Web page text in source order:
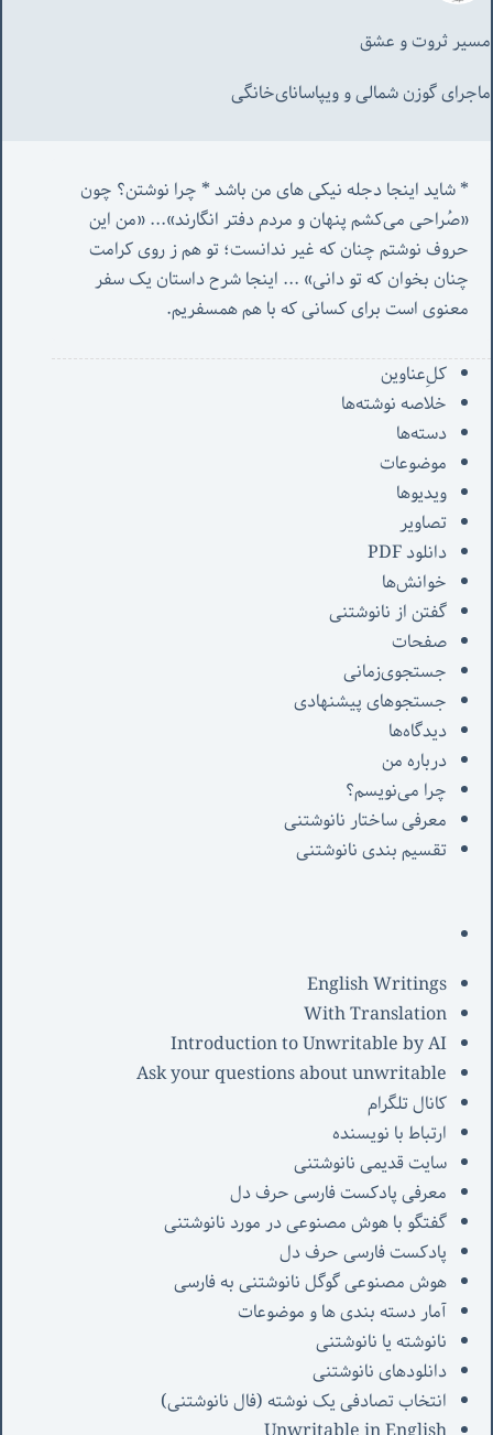
مسیر ثروت و عشق
ماجرای گوزن شمالی و‌ ویپاسانای‌خانگی
«صُراحی می‌کشم پنهان‌ و مردم‌ دفتر انگارند»... «
چنان بخوان که تو دانی» ...
معنوی است برای کسانی که با هم همسفریم.
کل‌ِعناوین
خلاصه نوشته‌ها
دسته‌ها
موضوعات
ویدیوها
تصاویر
دانلود PDF
خوانش‌ها
گفتن از نانوشتنی
صفحات
جستجوی‌زمانی
جستجوهای پیشنهادی
دیدگاه‌ها
درباره من
چرا می‌نویسم؟
معرفی‌ ساختار نانوشتنی
تقسیم بندی نانوشتنی
English Writings
With Translation
Introduction to Unwritable by AI
Ask your questions about unwritable
کانال تلگرام
ارتباط با نویسنده
سایت قدیمی نانوشتنی
معرفی پادکست فارسی حرف دل
گفتگو با هوش مصنوعی در مورد نانوشتنی
پادکست فارسی حرف دل
هوش مصنوعی گوگل نانوشتنی به فارسی
آمار دسته بندی ها و موضوعات
نانوشته یا نانوشتنی
دانلودهای نانوشتنی
انتخاب تصادفی یک نوشته (فال نانوشتنی)